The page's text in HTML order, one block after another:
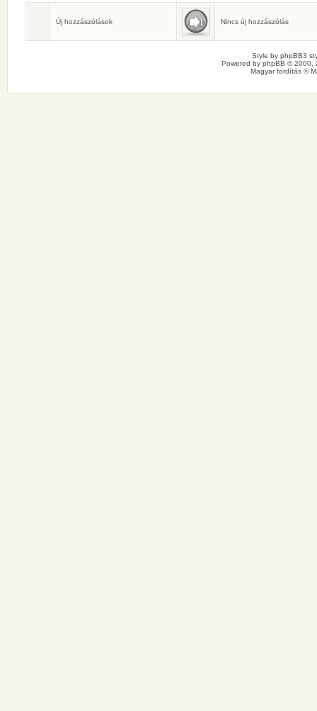
Születésnaposok
Ma senkinek sincs születésnapja.
Új hozzászólások Nincs új hozzászólás
Style by phpBB3
Powered by phpBB © 2000,
Magyar fordítás ©